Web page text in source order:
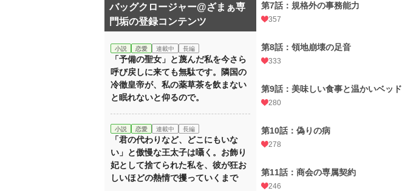
第7話：規格外の事務能力
357
第8話：領地崩壊の足音
333
第9話：美味しい食事と温かいベッド
280
第10話：偽りの病
278
第11話：商会の専属契約
246
バッグクロージャー@ざまぁ専
門垢の登録コンテンツ
小説 恋愛 連載中 長編
「予備の聖女」と蔑んだ私を今さら
呼び戻しに来ても無駄です。隣国の
冷徹皇帝が、私の薬草茶を飲まない
と眠れないと仰るので。
小説 恋愛 連載中 長編
「君の代わりなど、どこにもいな
い」と傲慢な王太子は囁く。お飾り
妃として捨てられた私を、彼が狂お
しいほどの熱情で攫っていくまで